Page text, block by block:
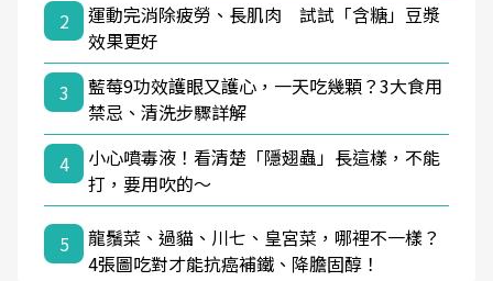
2
運動完消除疲勞、長肌肉 試試「含糖」豆漿
效果更好
3
藍莓9功效護眼又護心，一天吃幾顆？3大食用
禁忌、清洗步驟詳解
4
小心噴毒液！看清楚「隱翅蟲」長這樣，不能
打，要用吹的～
5
龍鬚菜、過貓、川七、皇宮菜，哪裡不一樣？
4張圖吃對才能抗癌補鐵、降膽固醇！